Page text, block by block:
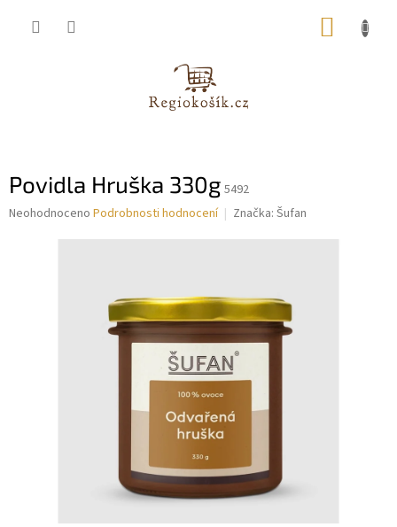
Povidla Hruška 330g 5492
Průměrné
Neohodnoceno Podrobnosti hodnocení Značka: Šufan